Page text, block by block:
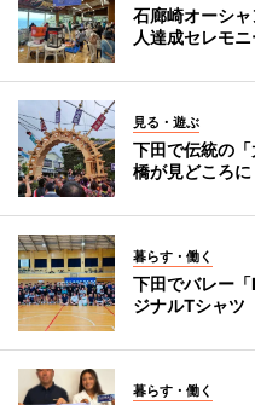
石廊崎オーシ
人達成セレモニ
見る・遊ぶ
下田で伝統の
橋が見どころに
暮らす・働く
下田でバレー
ジナルTシャツ
暮らす・働く